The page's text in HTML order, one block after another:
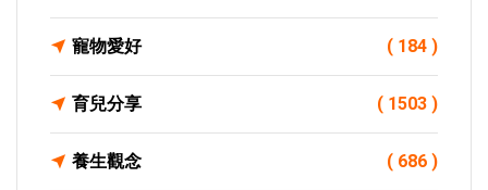
寵物愛好 ( 184 )
育兒分享 ( 1503 )
養生觀念 ( 686 )